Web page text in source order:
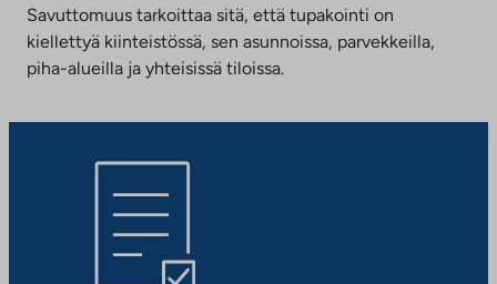
Savuttomuus tarkoittaa sitä, että tupakointi on
kiellettyä kiinteistössä, sen asunnoissa, parvekkeilla,
piha-alueilla ja yhteisissä tiloissa.